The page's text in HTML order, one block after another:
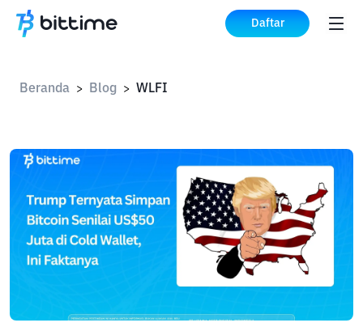
Daftar
Beranda > Blog > WLFI